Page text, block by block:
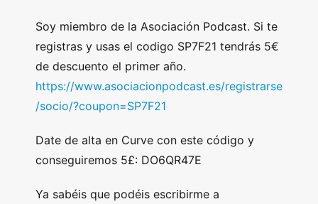
Soy miembro de la Asociación Podcast. Si te
registras y usas el codigo SP7F21 tendrás 5€
de descuento el primer año.
https://www.asociacionpodcast.es/registrarse
/socio/?coupon=SP7F21
Date de alta en Curve con este código y
conseguiremos 5£: DO6QR47E
Ya sabéis que podéis escribirme a